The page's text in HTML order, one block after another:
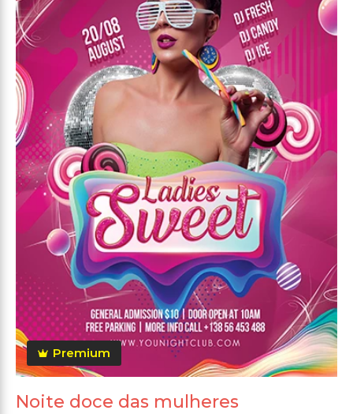
Premium
Noite doce das mulheres